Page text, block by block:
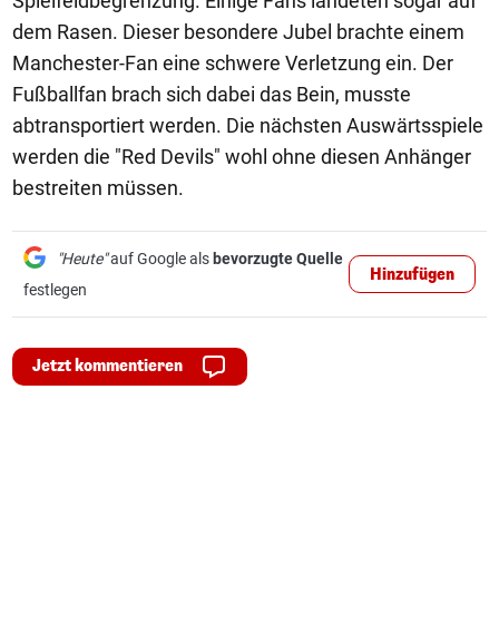
dem Rasen. Dieser besondere Jubel brachte einem
Manchester-Fan eine schwere Verletzung ein. Der
Fußballfan brach sich dabei das Bein, musste
abtransportiert werden. Die nächsten Auswärtsspiele
werden die "Red Devils" wohl ohne diesen Anhänger
bestreiten müssen.
"Heute"auf Google als bevorzugte Quelle
festlegen
Hinzufügen
Jetzt kommentieren